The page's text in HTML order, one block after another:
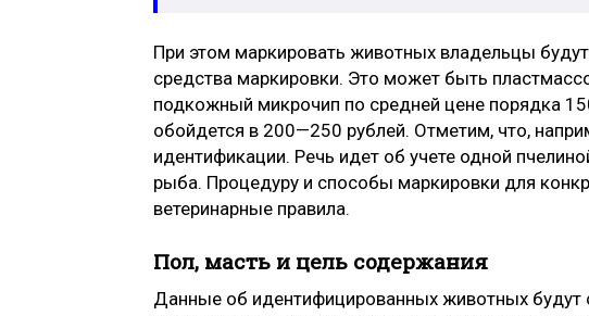
При этом маркировать животных владельцы
средства маркировки. Это может быть
подкожный микрочип по средней цене порядка
обойдется в 200—250 рублей. Отметим, что,
идентификации. Речь идет об учете одной
рыба. Процедуру и способы маркировки для
ветеринарные правила.
Пол, масть и цель содержания
Данные об идентифицированных животных будут